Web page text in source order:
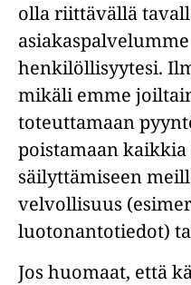
olla riittävällä
henkilöllisyytesi.
mikäli emme
toteuttamaan
poistamaan
säilyttämiseen
velvollisuus
luotonantotiedot)
Jos huomaat, että